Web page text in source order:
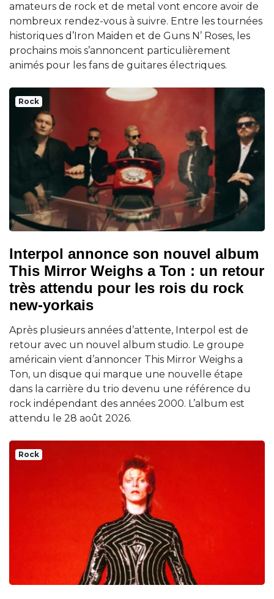
amateurs de rock et de metal vont encore avoir de
nombreux rendez-vous à suivre. Entre les tournées
historiques d’Iron Maiden et de Guns N’ Roses, les
prochains mois s’annoncent particulièrement
animés pour les fans de guitares électriques.
Rock
Interpol annonce son nouvel album
This Mirror Weighs a Ton : un retour
très attendu pour les rois du rock
new-yorkais
Après plusieurs années d’attente, Interpol est de
retour avec un nouvel album studio. Le groupe
américain vient d’annoncer This Mirror Weighs a
Ton, un disque qui marque une nouvelle étape
dans la carrière du trio devenu une référence du
rock indépendant des années 2000. L’album est
attendu le 28 août 2026.
Rock